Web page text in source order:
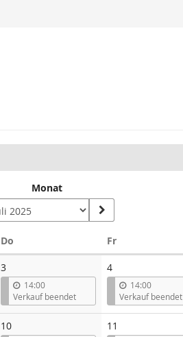
Monat
Do FrFreitag
3
14:00
Verkauf beendet
4
14:00
Verkauf beendet
10 11